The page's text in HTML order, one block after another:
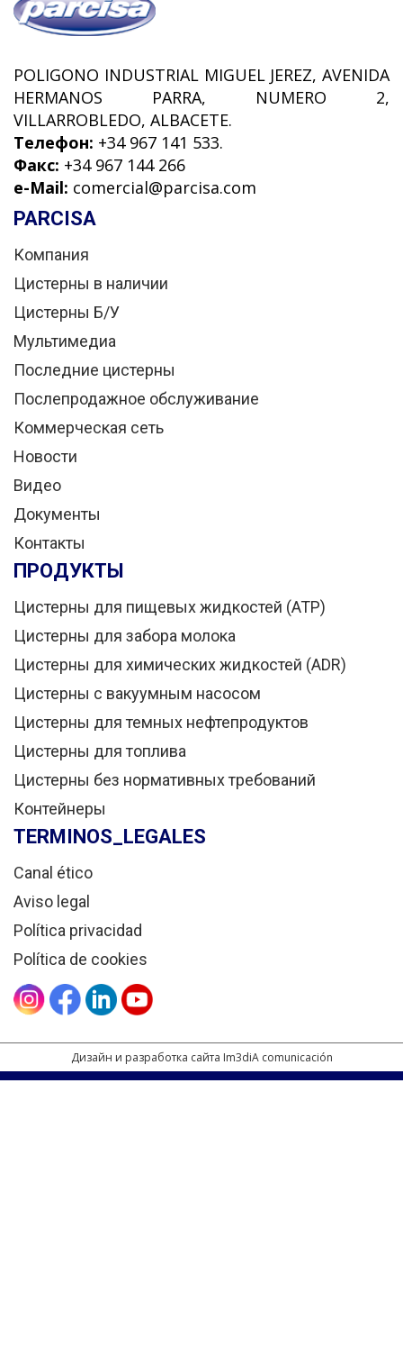
POLIGONO INDUSTRIAL MIGUEL JEREZ, AVENIDA
HERMANOS PARRA, NUMERO 2,
VILLARROBLEDO, ALBACETE.
Телефон: +34 967 141 533.
Факс: +34 967 144 266
e-Mail: comercial@parcisa.com
PARCISA
Компания
Цистерны в наличии
Цистерны Б/У
Мультимедиа
Последние цистерны
Послепродажное обслуживание
Коммерческая сеть
Новости
Видео
Документы
Контакты
ПРОДУКТЫ
Цистерны для пищевых жидкостей (ATP)
Цистерны для забора молока
Цистерны для химических жидкостей (ADR)
Цистерны с вакуумным насосом
Цистерны для темных нефтепродуктов
Цистерны для топлива
Цистерны без нормативных требований
Контейнеры
TERMINOS_LEGALES
Canal ético
Aviso legal
Política privacidad
Política de cookies
Дизайн и разработка сайта Im3diA comunicación